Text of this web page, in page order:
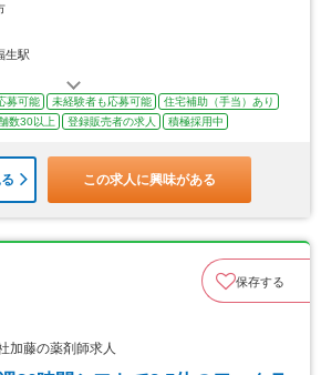
生駅
募可能 未経験者も応募可能
住宅補助（手当）あり
数30以上 登録販売者の求人 積極採用中
この求人に興味がある
保存する
加藤の薬剤師求人